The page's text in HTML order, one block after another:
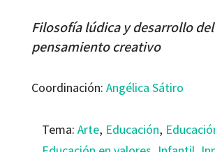
Filosofía lúdica y desarrollo del
pensamiento creativo
Coordinación: Angélica Sátiro
Tema: Arte, Educación,